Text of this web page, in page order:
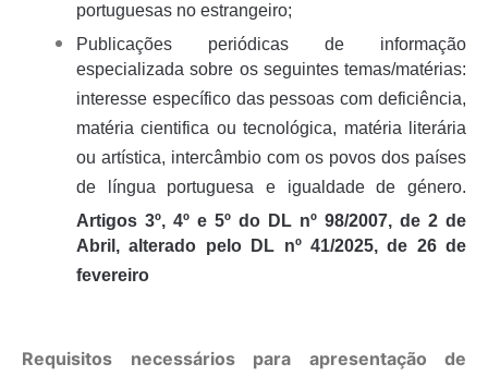
portuguesas no estrangeiro;
Publicações periódicas de informação
especializada sobre os seguintes temas/matérias:
interesse específico das pessoas com deficiência,
matéria cientifica ou tecnológica, matéria literária
ou artística, intercâmbio com os povos dos países
de língua portuguesa e igualdade de género.
Artigos 3º, 4º e 5º do DL nº 98/2007, de 2 de
Abril, alterado pelo DL nº 41/2025, de 26 de
fevereiro
Requisitos necessários para apresentação de